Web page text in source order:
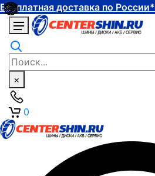
Бесплатная доставка по России*
×
0